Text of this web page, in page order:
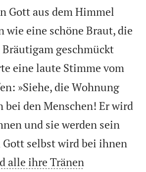
Gott aus dem Himmel
wie eine schöne Braut, die
geschmückt
eine laute Stimme vom
»Siehe, die Wohnung
bei den Menschen! Er wird
und sie werden sein
selbst wird bei ihnen
alle ihre Tränen